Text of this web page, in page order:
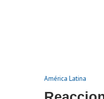
América Latina